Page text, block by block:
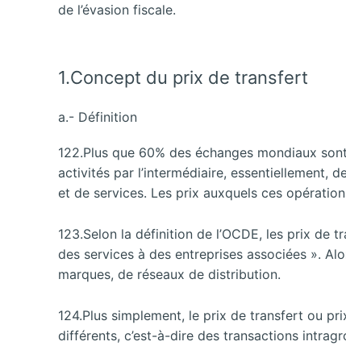
de l’évasion fiscale.
1.Concept du prix de transfert
a.- Définition
122.Plus que 60% des échanges mondiaux
activités par l’intermédiaire, essentiellement,
et de services. Les prix auxquels ces
123.Selon la définition de l’OCDE, les prix
des services à des entreprises associées ».
marques, de réseaux de distribution.
124.Plus simplement, le prix de transfert ou
différents, c’est-à-dire des transactions